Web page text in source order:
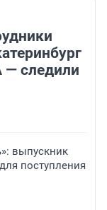
— следили
выпускник
поступления